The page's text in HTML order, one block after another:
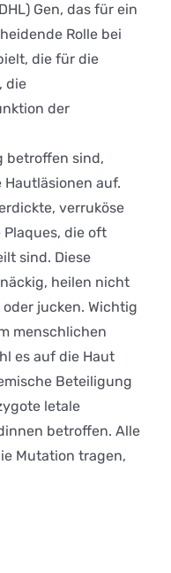
Gen, das für ein
Rolle bei
die für die
die
der
betroffen sind,
auf.
verruköse
die oft
sind. Diese
heilen nicht
jucken. Wichtig
menschlichen
es auf die Haut
Beteiligung
letale
betroffen. Alle
Mutation tragen,